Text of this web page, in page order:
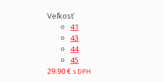
Veľkosť
41
43
44
45
29.90€ s DPH